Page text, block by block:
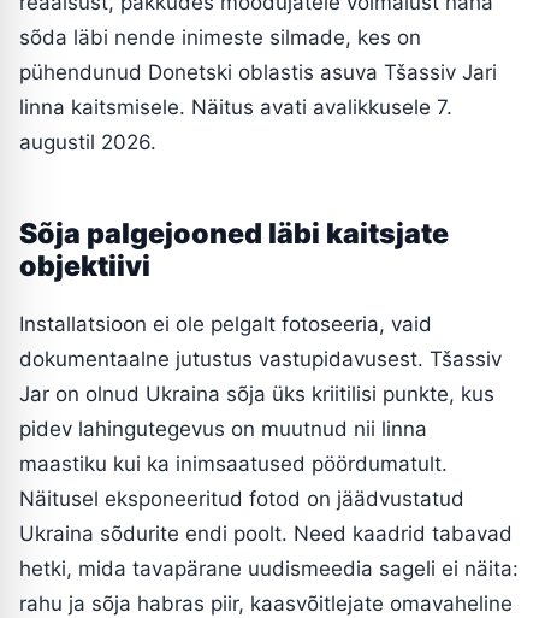
sõda läbi nende inimeste silmade, kes on
pühendunud Donetski oblastis asuva Tšassiv Jari
linna kaitsmisele. Näitus avati avalikkusele 7.
augustil 2026.
Sõja palgejooned läbi kaitsjate
objektiivi
Installatsioon ei ole pelgalt fotoseeria, vaid
dokumentaalne jutustus vastupidavusest. Tšassiv
Jar on olnud Ukraina sõja üks kriitilisi punkte, kus
pidev lahingutegevus on muutnud nii linna
maastiku kui ka inimsaatused pöördumatult.
Näitusel eksponeeritud fotod on jäädvustatud
Ukraina sõdurite endi poolt. Need kaadrid tabavad
hetki, mida tavapärane uudismeedia sageli ei näita:
rahu ja sõja habras piir, kaasvõitlejate omavaheline